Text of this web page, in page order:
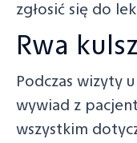
zgłosić się do
Rwa
Podczas wizyty
wywiad z
wszystkim